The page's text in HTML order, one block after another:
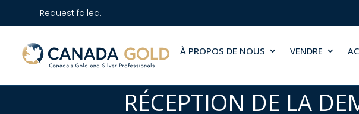
Request failed.
À PROPOS DE NOUS VENDRE
RÉCEPTION DE LA